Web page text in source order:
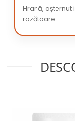
Hrană, așternut
rozătoare.